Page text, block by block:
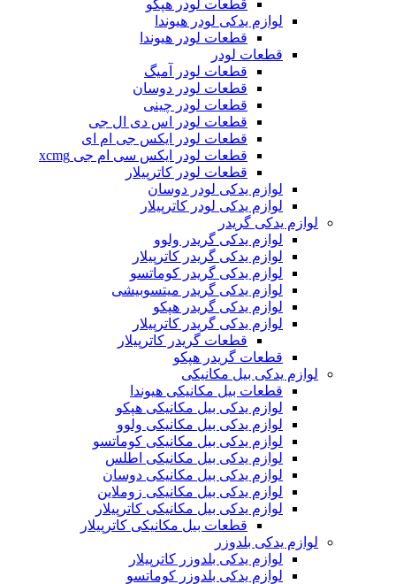
قطعات لودر هپکو
لوازم یدکی لودر هیوندا
قطعات لودر هیوندا
قطعات لودر
قطعات لودر آمیگ
قطعات لودر دوسان
قطعات لودر چینی
قطعات لودر اس دی ال جی
قطعات لودر ایکس جی ام ای
قطعات لودر ایکس سی ام جی xcmg
قطعات لودر کاترپیلار
لوازم یدکی لودر دوسان
لوازم یدکی لودر کاترپیلار
لوازم یدکی گریدر
لوازم یدکی گریدر ولوو
لوازم یدکی گریدر کاترپیلار
لوازم یدکی گریدر کوماتسو
لوازم یدکی گریدر میتسوبیشی
لوازم یدکی گریدر هپکو
لوازم یدکی گریدر کاترپیلار
قطعات گریدر کاترپیلار
قطعات گریدر هپکو
لوازم یدکی بیل مکانیکی
قطعات بیل مکانیکی هیوندا
لوازم یدکی بیل مکانیکی هپکو
لوازم یدکی بیل مکانیکی ولوو
لوازم یدکی بیل مکانیکی کوماتسو
لوازم یدکی بیل مکانیکی اطلس
لوازم یدکی بیل مکانیکی دوسان
لوازم یدکی بیل مکانیکی زوملاین
لوازم یدکی بیل مکانیکی کاترپیلار
قطعات بیل مکانیکی کاترپیلار
لوازم یدکی بلدوزر
لوازم یدکی بلدوزر کاترپیلار
لوازم یدکی بلدوزر کوماتسو